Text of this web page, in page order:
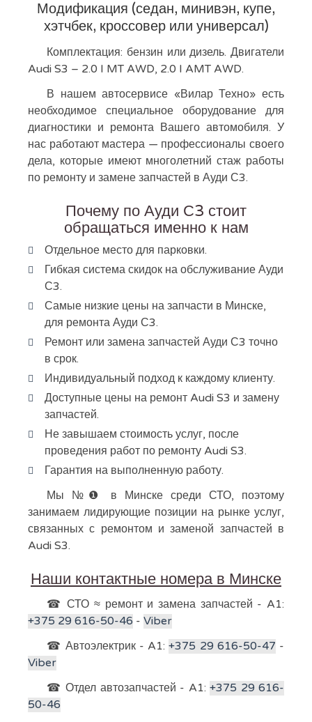
Модификация (седан, минивэн, купе,
хэтчбек, кроссовер или универсал)
Комплектация: бензин или дизель. Двигатели
Audi S3 – 2.0 I MT AWD, 2.0 I AMT AWD.
В нашем автосервисе «Вилар Техно» есть
необходимое специальное оборудование для
диагностики и ремонта Вашего автомобиля. У
нас работают мастера — профессионалы своего
дела, которые имеют многолетний стаж работы
по ремонту и замене запчастей в Ауди С3.
Почему по Ауди С3 стоит
обращаться именно к нам
Отдельное место для парковки.
Гибкая система скидок на обслуживание Ауди
С3.
Самые низкие цены на запчасти в Минске,
для ремонта Ауди С3.
Ремонт или замена запчастей Ауди С3 точно
в срок.
Индивидуальный подход к каждому клиенту.
Доступные цены на ремонт Audi S3 и замену
запчастей.
Не завышаем стоимость услуг, после
проведения работ по ремонту Audi S3.
Гарантия на выполненную работу.
Мы №❶ в Минске среди СТО, поэтому
занимаем лидирующие позиции на рынке услуг,
связанных с ремонтом и заменой запчастей в
Audi S3.
Наши контактные номера в Минске
☎ СТО ≈ ремонт и замена запчастей - A1:
+375 29 616-50-46 - Viber
☎ Автоэлектрик - A1:+375 29 616-50-47 -
Viber
☎ Отдел автозапчастей - A1:+375 29 616-
50-46